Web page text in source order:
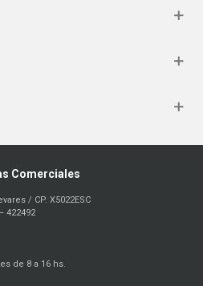
Comerciales
/ CP. X5022ESC
422492
de 8 a 16 hs.